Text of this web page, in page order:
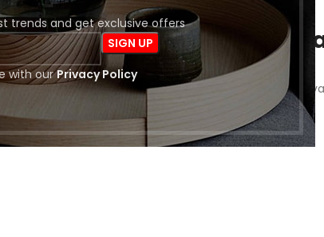
trends and get exclusive offers
with ourPrivacy Policy
întrevăd lucruri mărețe
este importantă! Magazinul nostru este în lucru și